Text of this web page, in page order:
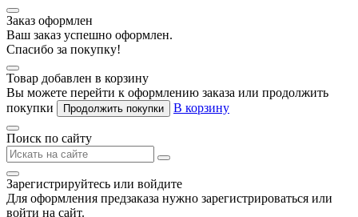
Заказ оформлен
Ваш заказ успешно оформлен.
Спасибо за покупку!
Товар добавлен в корзину
Вы можете перейти к оформлению заказа или продолжить
покупки
Продолжить покупки В корзину
Поиск по сайту
Зарегистрируйтесь или войдите
Для оформления предзаказа нужно зарегистрироваться или
войти на сайт.